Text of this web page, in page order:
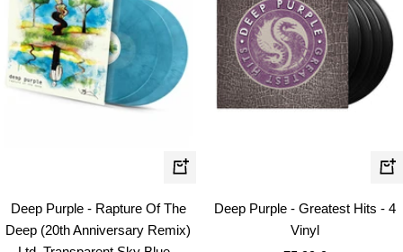
In
Warenkorb
Deep Purple - Rapture Of The
Deep (20th Anniversary Remix)
In
Deep Purple - Greatest Hits - 4
Vinyl